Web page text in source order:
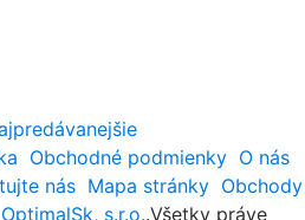
Obchodné podmienky O nás
nás Mapa stránky Obchody
s.r.o..Všetky práve